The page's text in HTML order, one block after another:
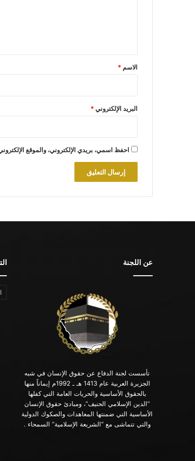
*
الاسم *
البريد الإلكتروني*
احفظ اسمي، بريدي الإلكتروني، والموقع
عن اللجنة
تأسست لجنة الدفاع عن حقوق الإنسان في شبه
الجزيرة العربية عام 1413 هـ ـ 1992م إيماناً منها
بالحقوق الأساسية والحريات العامة التي كفلها
“الدين الإسلامي الحنيف”، ومبادئ حقوق الإنسان
الأساسية التي ضمنتها المعاهدات والصكوك الدولية
والتي تتماشى مع “الشريعة الإسلامية” السمحاء .